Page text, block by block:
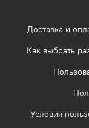
Доставка и
Как выбрать
Условия